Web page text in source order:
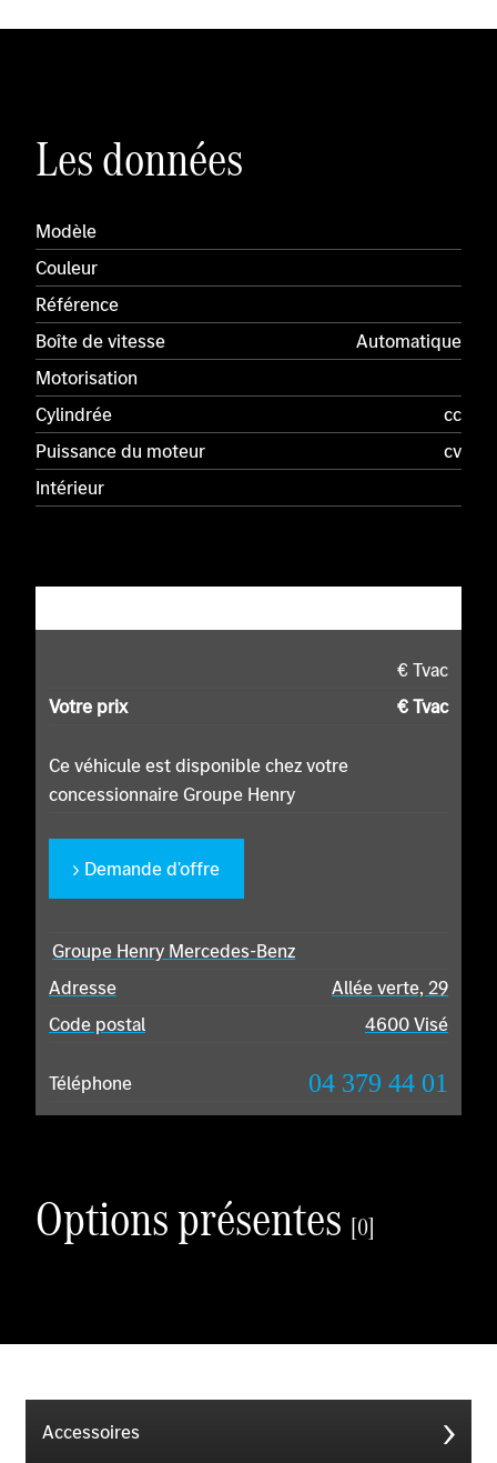
Les données
Modèle
Couleur
Référence
Boîte de vitesse
Automatique
Motorisation
Cylindrée
cc
Puissance du moteur
cv
Intérieur
€ Tvac
Votre prix
€ Tvac
Ce véhicule est disponible chez votre
concessionnaire Groupe Henry
Demande d'offre
Groupe Henry Mercedes-Benz
Adresse
Allée verte, 29
Code postal
4600 Visé
Téléphone 04 379 44 01
Options présentes [0]
Accessoires